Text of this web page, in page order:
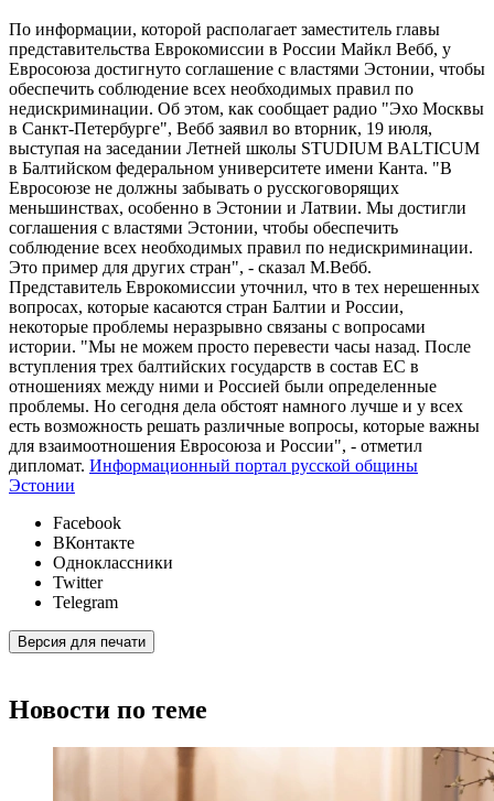
По информации, которой располагает заместитель главы
представительства Еврокомиссии в России Майкл Вебб, у
Евросоюза достигнуто соглашение с властями Эстонии, чтобы
обеспечить соблюдение всех необходимых правил по
недискриминации. Об этом, как сообщает радио "Эхо Москвы
в Санкт-Петербурге", Вебб заявил во вторник, 19 июля,
выступая на заседании Летней школы STUDIUM BALTICUM
в Балтийском федеральном университете имени Канта. "В
Евросоюзе не должны забывать о русскоговорящих
меньшинствах, особенно в Эстонии и Латвии. Мы достигли
соглашения с властями Эстонии, чтобы обеспечить
соблюдение всех необходимых правил по недискриминации.
Это пример для других стран", - сказал М.Вебб.
Представитель Еврокомиссии уточнил, что в тех нерешенных
вопросах, которые касаются стран Балтии и России,
некоторые проблемы неразрывно связаны с вопросами
истории. "Мы не можем просто перевести часы назад. После
вступления трех балтийских государств в состав ЕС в
отношениях между ними и Россией были определенные
проблемы. Но сегодня дела обстоят намного лучше и у всех
есть возможность решать различные вопросы, которые важны
для взаимоотношения Евросоюза и России", - отметил
дипломат. Информационный портал русской общины
Эстонии
Facebook
ВКонтакте
Одноклассники
Twitter
Telegram
Версия для печати
Новости по теме